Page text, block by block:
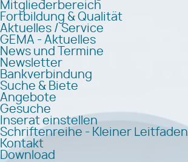
Mitgliederbereich
Fortbildung & Qualität
Aktuelles / Service
GEMA - Aktuelles
News und Termine
Newsletter
Bankverbindung
Suche & Biete
Angebote
Gesuche
Inserat einstellen
Schriftenreihe - Kleiner Leitfaden
Kontakt
Download